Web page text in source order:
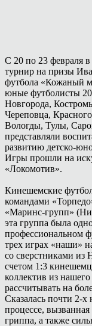
С 20 по 23 февраля
турнир на призы
футбола «Кожаный
юные футболисты
Новгорода,
Череповца,
Вологды, Тулы,
представляли
развитию детско-
Игры прошли на
«Локомотив».
Кинешемские
командами
«Маринс-групп»
эта группа была
профессиональном
трех играх «наши»
со сверстниками
счетом 1:3
коллектив из нашего
рассчитывать на
Сказалась почти 2-х
процессе,
гриппа, а также